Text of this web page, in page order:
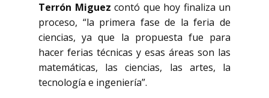
Terrón Miguez contó que hoy finaliza un
proceso, “la primera fase de la feria de
ciencias, ya que la propuesta fue para
hacer ferias técnicas y esas áreas son las
matemáticas, las ciencias, las artes, la
tecnología e ingeniería”.